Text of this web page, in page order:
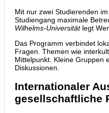
Mit nur zwei Studierenden
Studiengang maximale
Wilhelms-Universitätlegt
Das Programm verbindet
Fragen. Themen wie
Mittelpunkt. Kleine Gruppen
Diskussionen.
Internationaler
gesellschaftliche